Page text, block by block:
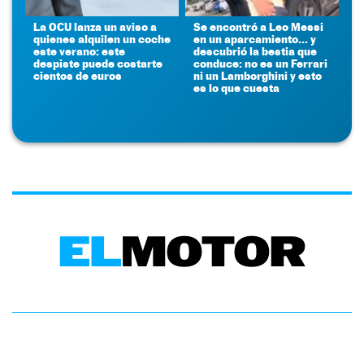
La OCU lanza un aviso a
quienes alquilen un coche
este verano: este
despiste puede costarte
cientos de euros
Se encontró a Leo Messi
en un aparcamiento... y
descubrió la bestia que
conduce: no es un Ferrari
ni un Lamborghini y esto
es lo que cuesta